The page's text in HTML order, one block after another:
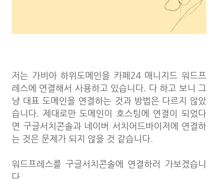
저는 가비아 하위도메인을 카페24 매니지드 워드프
레스에 연결해서 사용하고 있습니다. 다 하고 보니 그
냥 대표 도메인을 연결하는 것과 방법은 다르지 않았
습니다. 제대로만 도메인이 호스팅에 연결이 되었다
면 구글서치콘솔과 네이버 서치어드바이저에 연결하
는 것은 문제가 되지 않을 것 같습니다.
워드프레스를 구글서치콘솔에 연결하러 가보겠습니
다.